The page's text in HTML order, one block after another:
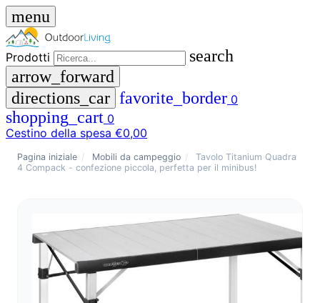
menu
Prodotti
search
arrow_forward
directions_car favorite_border 0
shopping_cart 0
Cestino della spesa €0,00
close
Pagina iniziale / Mobili da campeggio /
Tavolo Titanium Quadra
4 Compack - confezione piccola, perfetta per il minibus!